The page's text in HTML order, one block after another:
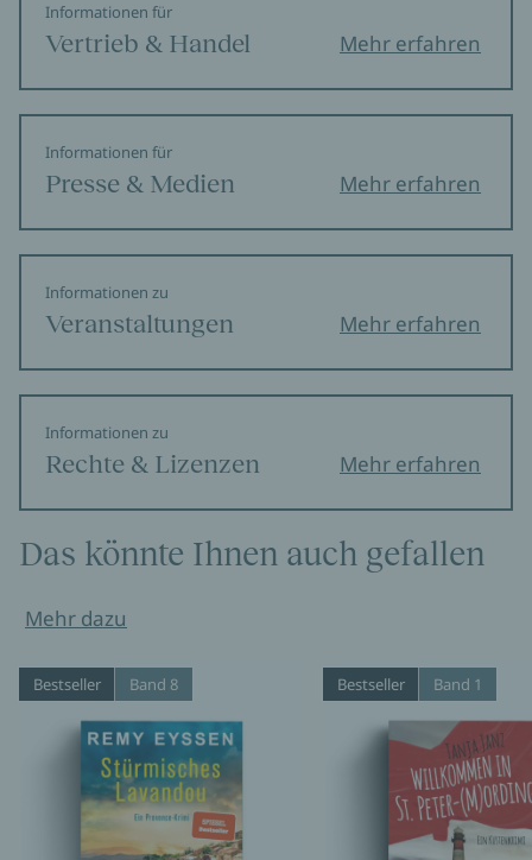
Informationen für
Vertrieb & Handel Mehr erfahren
Informationen für
Presse & Medien Mehr erfahren
Informationen zu
Veranstaltungen Mehr erfahren
Informationen zu
Rechte & Lizenzen Mehr erfahren
Das könnte Ihnen auch gefallen
Mehr dazu
Bestseller Band 8 Bestseller Band 1